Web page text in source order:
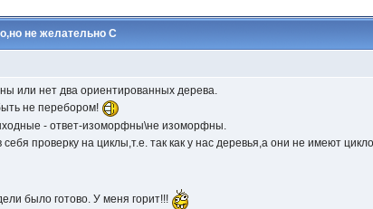
не желательно C
или нет два ориентированных дерева.
не перебором!
- ответ-изоморфны\не изоморфны.
проверку на циклы,т.е. так как у нас деревья,а они не имеют
было готово. У меня горит!!!